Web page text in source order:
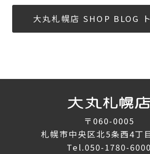
大丸札幌店 SHOP BLOG
〒060-0005
札幌市中央区北5条西4丁
Tel.050-1780-6000